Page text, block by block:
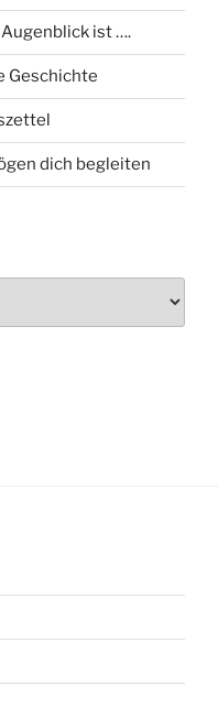
ist ….
Geschichte
dich begleiten